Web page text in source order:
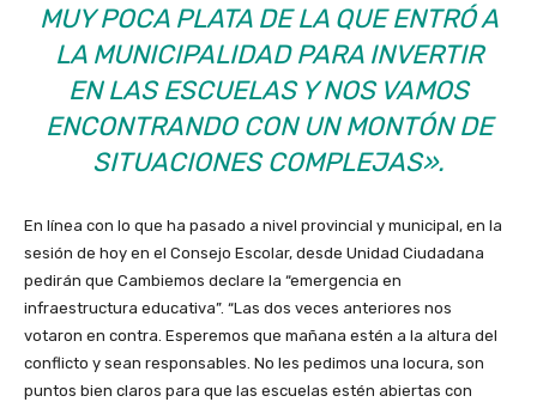
MUY POCA PLATA DE LA QUE ENTRÓ A
LA MUNICIPALIDAD PARA INVERTIR
EN LAS ESCUELAS Y NOS VAMOS
ENCONTRANDO CON UN MONTÓN DE
SITUACIONES COMPLEJAS».
En línea con lo que ha pasado a nivel provincial y municipal, en la
sesión de hoy en el Consejo Escolar, desde Unidad Ciudadana
pedirán que Cambiemos declare la “emergencia en
infraestructura educativa”. “Las dos veces anteriores nos
votaron en contra. Esperemos que mañana estén a la altura del
conflicto y sean responsables. No les pedimos una locura, son
puntos bien claros para que las escuelas estén abiertas con